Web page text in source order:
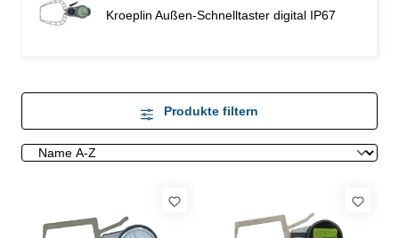
Kroeplin Außen-Schnelltaster digital IP67
Produkte filtern